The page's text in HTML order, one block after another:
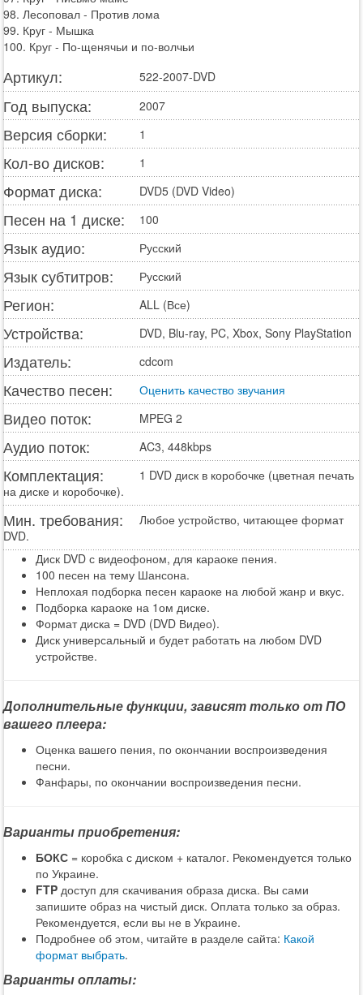
98. Лесоповал - Против лома
99. Круг - Мышка
100. Круг - По-щенячьи и по-волчьи
Артикул: 522-2007-DVD
Год выпуска: 2007
Версия сборки: 1
Кол-во дисков: 1
Формат диска: DVD5 (DVD Video)
Песен на 1 диске: 100
Язык аудио: Русский
Язык субтитров: Русский
Регион: ALL (Все)
Устройства: DVD, Blu-ray, PC, Xbox, Sony PlayStation
Издатель: cdcom
Качество песен: Оценить качество звучания
Видео поток: MPEG 2
Аудио поток: AC3, 448kbps
Комплектация:
1 DVD диск в коробочке (цветная печать
на диске и коробочке).
Мин. требования:
Любое устройство, читающее формат
DVD.
Диск DVD с видеофоном, для караоке пения.
100 песен на тему Шансона.
Неплохая подборка песен караоке на любой жанр и вкус.
Подборка караоке на 1ом диске.
Формат диска = DVD (DVD Видео).
Диск универсальный и будет работать на любом DVD
устройстве.
Дополнительные функции, зависят только от ПО
вашего плеера:
Оценка вашего пения, по окончании воспроизведения
песни.
Фанфары, по окончании воспроизведения песни.
Варианты приобретения:
БОКС = коробка с диском + каталог. Рекомендуется только
по Украине.
FTP доступ для скачивания образа диска. Вы сами
запишите образ на чистый диск. Оплата только за образ.
Рекомендуется, если вы не в Украине.
Подробнее об этом, читайте в разделе сайта: Какой
формат выбрать.
Варианты оплаты: